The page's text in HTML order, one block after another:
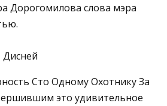
Дорогомилова слова мэра
Сто Одному Охотнику За
это удивительное